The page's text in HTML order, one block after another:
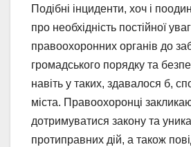
Подібні інциденти, хоч і
про необхідність постійної
правоохоронних органів до
громадського порядку та
навіть у таких, здавалося б,
міста. Правоохоронці
дотримуватися закону та
протиправних дій, а також